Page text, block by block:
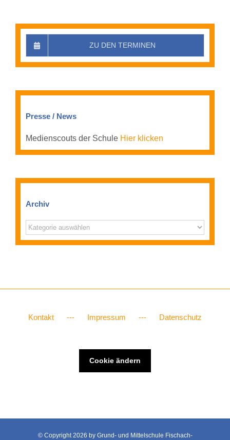
ZU DEN TERMINEN
Presse / News
Medienscouts der Schule Hier klicken
Archiv
Archiv
Kontakt Impressum Datenschutz
Cookie ändern
© Copyright 2026 by Grund- und Mittelschule Fischach-